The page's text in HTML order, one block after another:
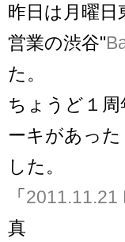
昨日は月曜
営業の渋谷"
た。
ちょうど１
ーキがあっ
した。
「2011.11.21
真